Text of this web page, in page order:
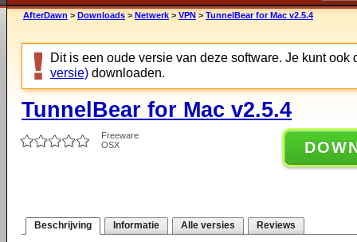
AfterDawn > Downloads > Netwerk > VPN > TunnelBear for Mac v2.5.4
Dit is een oude versie van deze software. Je kunt ook
versie) downloaden.
TunnelBear for Mac v2.5.4
Freeware
OSX
Beschrijving Informatie Alle versies Reviews